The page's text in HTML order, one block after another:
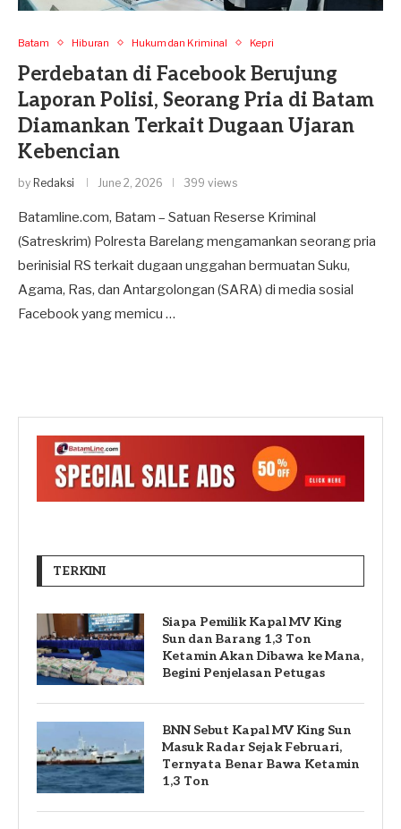
Batam Hiburan Hukum dan Kriminal Kepri
Perdebatan di Facebook Berujung
Laporan Polisi, Seorang Pria di Batam
Diamankan Terkait Dugaan Ujaran
Kebencian
by Redaksi June 2, 2026 399 views
Batamline.com, Batam – Satuan Reserse Kriminal
(Satreskrim) Polresta Barelang mengamankan seorang pria
berinisial RS terkait dugaan unggahan bermuatan Suku,
Agama, Ras, dan Antargolongan (SARA) di media sosial
Facebook yang memicu …
TERKINI
Siapa Pemilik Kapal MV King
Sun dan Barang 1,3 Ton
Ketamin Akan Dibawa ke Mana,
Begini Penjelasan Petugas
BNN Sebut Kapal MV King Sun
Masuk Radar Sejak Februari,
Ternyata Benar Bawa Ketamin
1,3 Ton